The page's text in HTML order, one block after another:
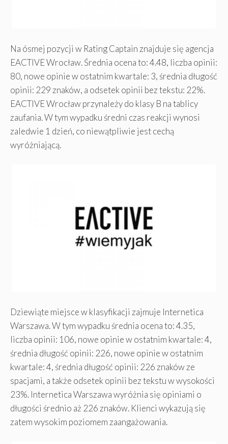
Na ósmej pozycji w Rating Captain znajduje się agencja
EACTIVE Wrocław. Średnia ocena to: 4.48, liczba opinii:
80, nowe opinie w ostatnim kwartale: 3, średnia długość
opinii: 229 znaków, a odsetek opinii bez tekstu: 22%.
EACTIVE Wrocław przynależy do klasy B na tablicy
zaufania. W tym wypadku średni czas reakcji wynosi
zaledwie 1 dzień, co niewątpliwie jest cechą
wyróżniającą.
Dziewiąte miejsce w klasyfikacji zajmuje Internetica
Warszawa. W tym wypadku średnia ocena to: 4.35,
liczba opinii: 106, nowe opinie w ostatnim kwartale: 4,
średnia długość opinii: 226, nowe opinie w ostatnim
kwartale: 4, średnia długość opinii: 226 znaków ze
spacjami, a także odsetek opinii bez tekstu w wysokości
23%. Internetica Warszawa wyróżnia się opiniami o
długości średnio aż 226 znaków. Klienci wykazują się
zatem wysokim poziomem zaangażowania.